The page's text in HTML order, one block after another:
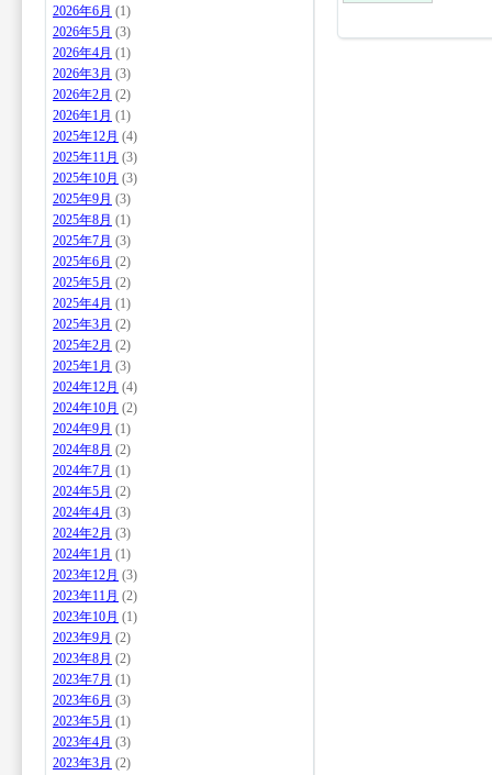
2026年6月 (1)
2026年5月 (3)
2026年4月 (1)
2026年3月 (3)
2026年2月 (2)
2026年1月 (1)
2025年12月 (4)
2025年11月 (3)
2025年10月 (3)
2025年9月 (3)
2025年8月 (1)
2025年7月 (3)
2025年6月 (2)
2025年5月 (2)
2025年4月 (1)
2025年3月 (2)
2025年2月 (2)
2025年1月 (3)
2024年12月 (4)
2024年10月 (2)
2024年9月 (1)
2024年8月 (2)
2024年7月 (1)
2024年5月 (2)
2024年4月 (3)
2024年2月 (3)
2024年1月 (1)
2023年12月 (3)
2023年11月 (2)
2023年10月 (1)
2023年9月 (2)
2023年8月 (2)
2023年7月 (1)
2023年6月 (3)
2023年5月 (1)
2023年4月 (3)
2023年3月 (2)